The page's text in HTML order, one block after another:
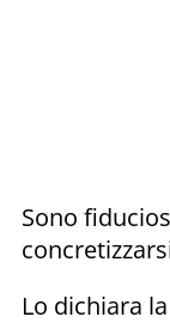
Sono
Lo dichiara